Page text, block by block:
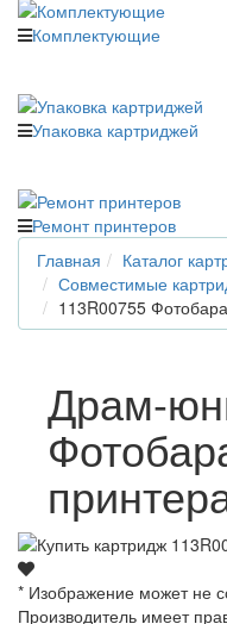
Комплектующие
Упаковка картриджей
Ремонт принтеров
Главная
Каталог
Совместимые
113R00755
Драм-
* Изображение может не
Производитель имеет